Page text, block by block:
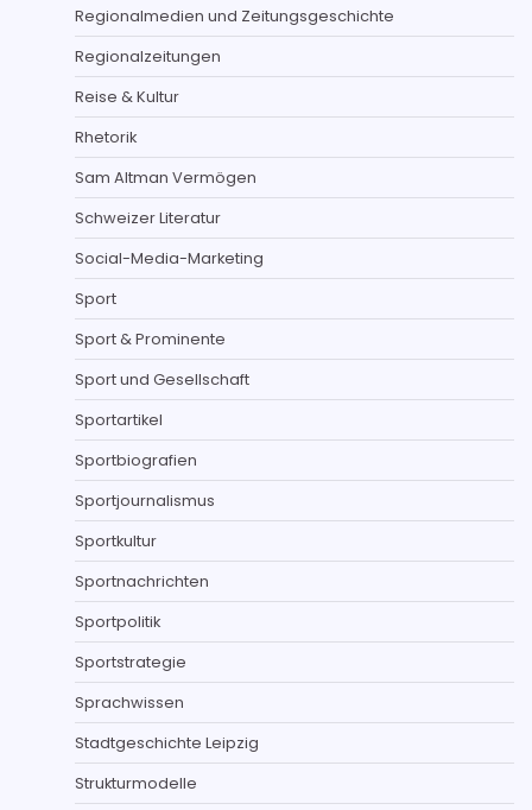
Regionalmedien und Zeitungsgeschichte
Regionalzeitungen
Reise & Kultur
Rhetorik
Sam Altman Vermögen
Schweizer Literatur
Social-Media-Marketing
Sport
Sport & Prominente
Sport und Gesellschaft
Sportartikel
Sportbiografien
Sportjournalismus
Sportkultur
Sportnachrichten
Sportpolitik
Sportstrategie
Sprachwissen
Stadtgeschichte Leipzig
Strukturmodelle